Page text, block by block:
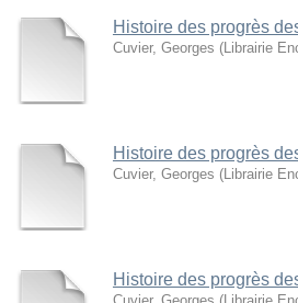
Histoire des progrès
Cuvier, Georges (Librairie
Histoire des progrès
Cuvier, Georges (Librairie
Histoire des progrès